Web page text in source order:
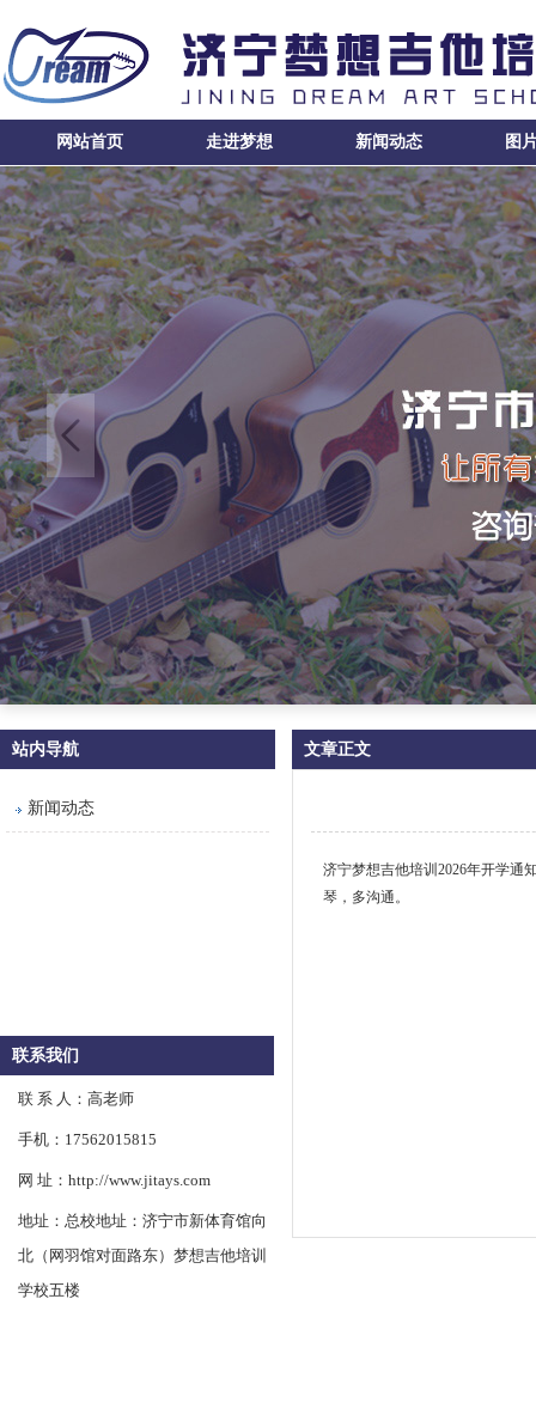
网站首页 走进梦想 新闻动态 图
文章正文
济宁梦想吉他培训2026年开学通
琴，多沟通。
站内导航
新闻动态
联系我们
联 系 人：高老师
手机：17562015815
网 址：http://www.jitays.com
地址： 总校地址：济宁市新体育馆向
北（网羽馆对面路东）梦想吉他培训
学校五楼